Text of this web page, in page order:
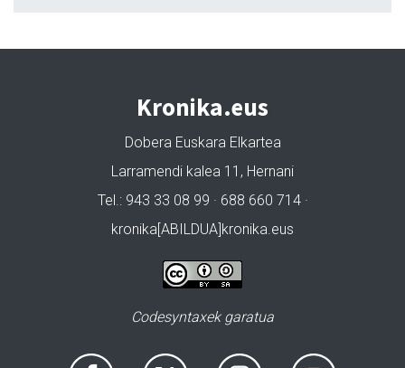
Kronika.eus
Dobera Euskara Elkartea
Larramendi kalea 11, Hernani
Tel.: 943 33 08 99 · 688 660 714 ·
kronika[ABILDUA]kronika.eus
Codesyntaxek garatua